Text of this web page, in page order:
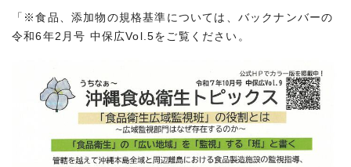
「※食品、添加物の規格基準については、バックナンバーの
令和6年2月号 中保広Vol.5をご覧ください。